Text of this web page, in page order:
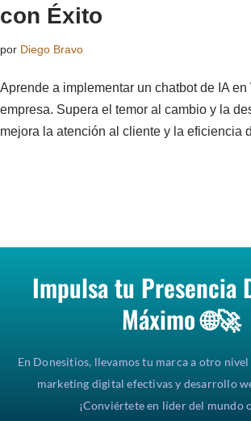
con Éxito
por Diego Bravo
Aprende a implementar un chatbot de IA en
empresa. Supera el temor al cambio y la
mejora la atención al cliente y la eficiencia
Impulsa tu Presencia
Máximo 🌐🚀
En Donesitios, llevamos tu marca a otro
marketing digital efectivas y desarrollo
¡Conviértete en líder del mundo